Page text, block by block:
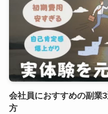
会社員におすすめの副業
方